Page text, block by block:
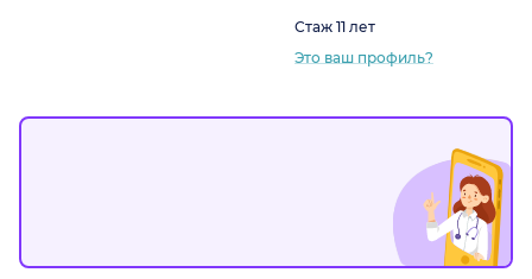
Стаж 11 лет
Это ваш профиль?